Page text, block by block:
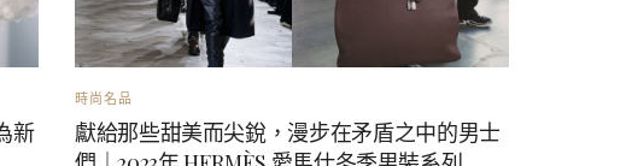
新
時尚名品
獻給那些甜美而尖銳，漫步在矛盾之中的男士